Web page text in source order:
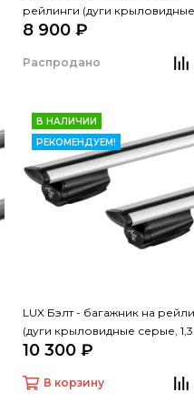
рейлинги (дуги крыловидные
черные, 1,3м)
8 900 ₽
Распродано
В НАЛИЧИИ
РЕКОМЕНДУЕМ!
LUX Бэлт - багажник на
(дуги крыловидные серые,
10 300 ₽
В корзину